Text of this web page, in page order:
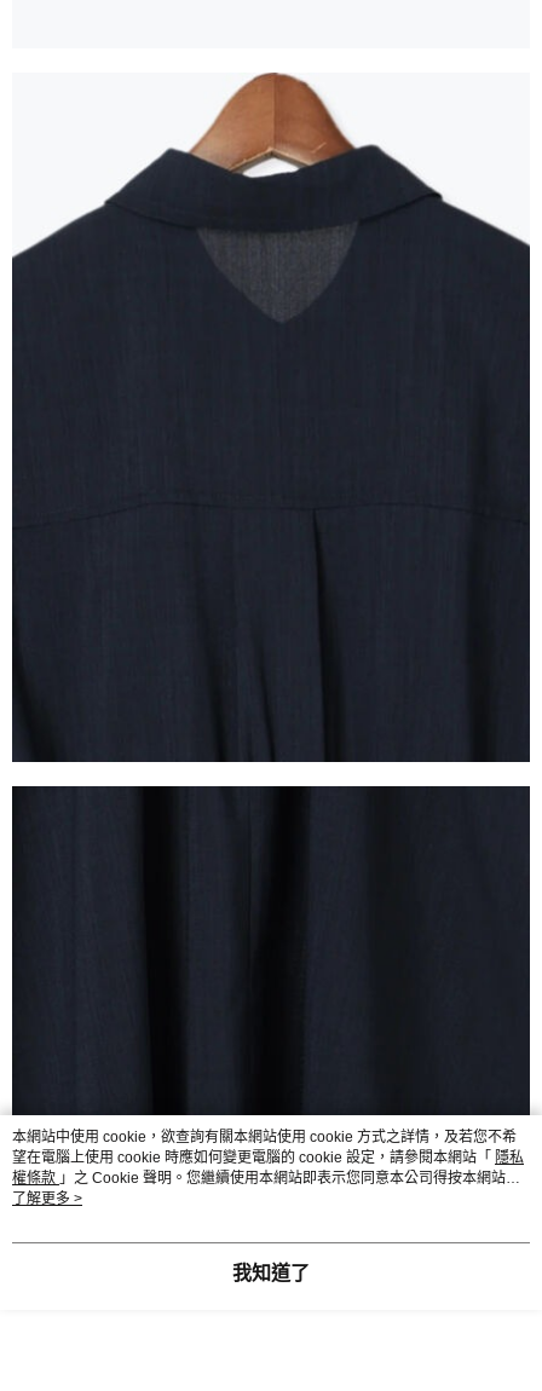
本網站中使用 cookie，欲查詢有關本網站使用 cookie 方式之詳情，及若您不希
望在電腦上使用 cookie 時應如何變更電腦的 cookie 設定，請參閱本網站「 隱私
權條款 」之 Cookie 聲明。您繼續使用本網站即表示您同意本公司得按本網站使
用條款之 Cookie 聲明使用 cookie。
了解更多 >
我知道了